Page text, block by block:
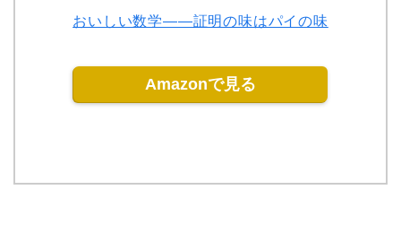
おいしい数学――証明の味はパイの味
Amazonで見る